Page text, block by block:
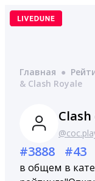
Перейти
Главная ●
& Clash Royale
#3888
в общем
#43
в